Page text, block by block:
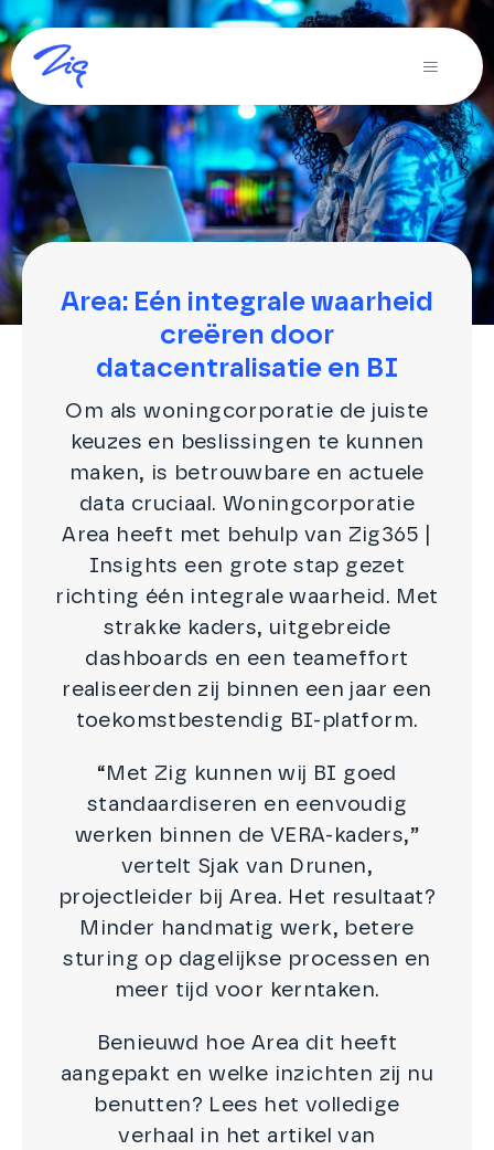
Ga
naar
inhoud
Toggle
Oplossingen voor
Producten
Diensten
Area: Eén integrale waarheid
creëren door
datacentralisatie en BI
Om als woningcorporatie de juiste
keuzes en beslissingen te kunnen
maken, is betrouwbare en actuele
data cruciaal. Woningcorporatie
Area heeft met behulp van Zig365 |
Insights een grote stap gezet
richting één integrale waarheid. Met
strakke kaders, uitgebreide
dashboards en een teameffort
realiseerden zij binnen een jaar een
toekomstbestendig BI-platform.
“Met Zig kunnen wij BI goed
standaardiseren en eenvoudig
werken binnen de VERA-kaders,”
vertelt Sjak van Drunen,
projectleider bij Area. Het resultaat?
Minder handmatig werk, betere
sturing op dagelijkse processen en
meer tijd voor kerntaken.
Benieuwd hoe Area dit heeft
aangepakt en welke inzichten zij nu
benutten? Lees het volledige
verhaal in het artikel van